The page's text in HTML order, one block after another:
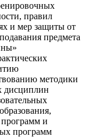
правил
и мер защиты от
предмета
методики
дисциплин
и
программ